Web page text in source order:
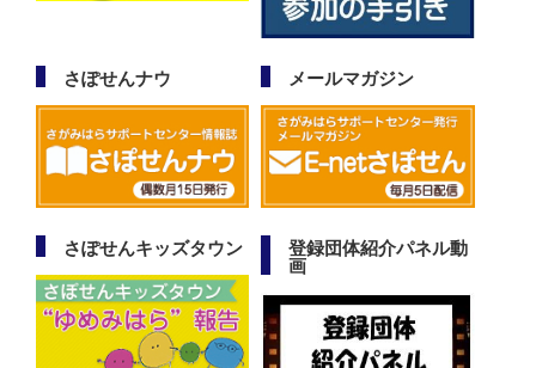
さぽせんナウ メールマガジン
さぽせんキッズタウン
登録団体紹介パネル動
画